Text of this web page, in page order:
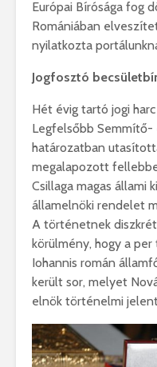
Európai Bírósága fog
Romániában
nyilatkozta
Jogfosztó
Hét évig tartó jogi
Legfelsőbb Semmítő-
határozatban
megalapozott
Csillaga magas állami
államelnöki rendelet
A történetnek
körülmény, hogy a per
Iohannis román
került sor, melyet
elnök történelmi